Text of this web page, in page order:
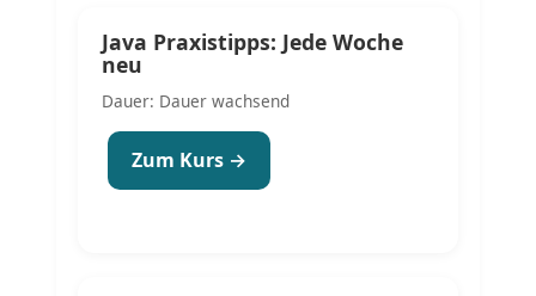
Java Praxistipps: Jede Woche
neu
Dauer: Dauer wachsend
Zum Kurs →